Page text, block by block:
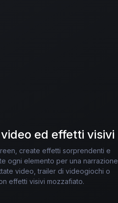
ed effetti visivi
create effetti sorprendenti e
ogni elemento per una narrazione
video, trailer di videogiochi o
effetti visivi mozzafiato.